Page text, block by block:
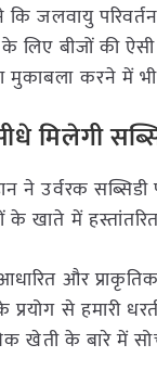
कि जलवायु
लिए बीजों की
मुकाबला करने में भी
मिलेगी
ने उर्वरक
के खाते में
आधारित और
से हमारी
खेती के बारे में